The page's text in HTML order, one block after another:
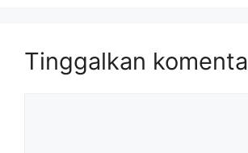
Tinggalkan